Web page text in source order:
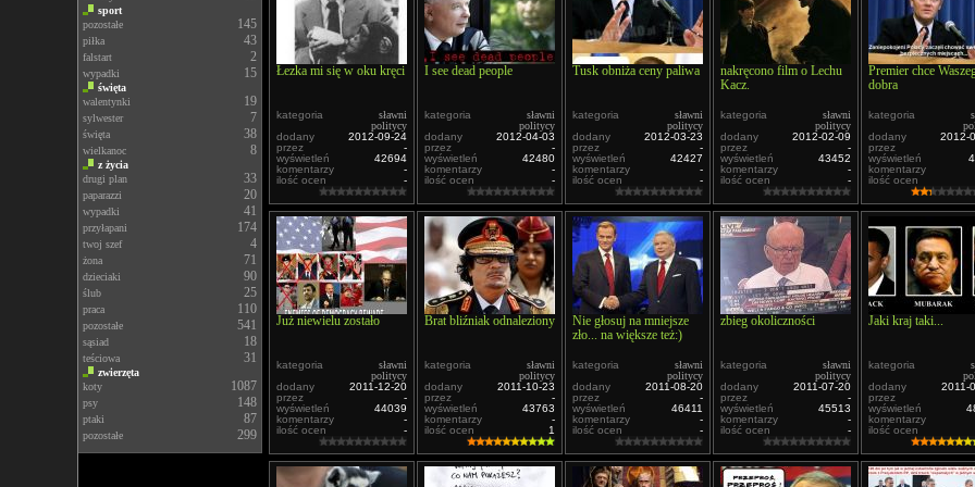
sport
pozostałe
145
piłka 43
falstart 2
wypadki 15
święta
walentynki
19
sylwester 7
święta 38
wielkanoc 8
z życia
drugi plan
33
paparazzi 20
wypadki 41
przyłapani 174
twoj szef 4
żona 71
dzieciaki 90
ślub 25
praca 110
pozostałe 541
sąsiad 18
teściowa 31
zwierzęta
koty
1087
psy 148
ptaki 87
pozostałe 299
Łezka mi się w oku kręci
kategoria
sławni
politycy
dodany
2012-09-24
przez
-
wyświetleń
42694
komentarzy
-
ilość ocen
-
I see dead people
kategoria
sławni
politycy
dodany
2012-04-03
przez
-
wyświetleń
42480
komentarzy
-
ilość ocen
-
Tusk obniża ceny paliwa
kategoria
sławni
politycy
dodany
2012-03-23
przez
-
wyświetleń
42427
komentarzy
-
ilość ocen
-
nakręcono film o Lechu
Kacz.
kategoria
sławni
politycy
dodany
2012-02-09
przez
-
wyświetleń
43452
komentarzy
-
ilość ocen
-
Premier chce
dobra
kategoria
dodany
2012-
przez
wyświetleń
komentarzy
ilość ocen
Już niewielu zostało
kategoria
sławni
politycy
dodany
2011-12-20
przez
-
wyświetleń
44039
komentarzy
-
ilość ocen
-
Brat bliźniak odnaleziony
kategoria
sławni
politycy
dodany
2011-10-23
przez
-
wyświetleń
43763
komentarzy
-
ilość ocen
1
Nie głosuj na mniejsze
zło... na większe też:)
kategoria
sławni
politycy
dodany
2011-08-20
przez
-
wyświetleń
46411
komentarzy
-
ilość ocen
-
zbieg okoliczności
kategoria
sławni
politycy
dodany
2011-07-20
przez
-
wyświetleń
45513
komentarzy
-
ilość ocen
-
Jaki kraj taki...
kategoria
dodany
2011-
przez
wyświetleń
komentarzy
ilość ocen